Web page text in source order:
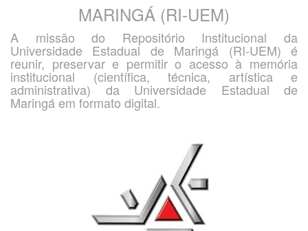
MARINGÁ (RI-UEM)
A missão do Repositório Institucional da
Universidade Estadual de Maringá (RI-UEM) é
reunir, preservar e permitir o acesso à memória
institucional (científica, técnica, artística e
administrativa) da Universidade Estadual de
Maringá em formato digital.